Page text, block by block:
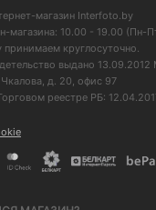
магазин Interfoto.by
магазина: 10.00 - 19.00 (Пн-
принимаем круглосуточно.
выдано
д. 20, офис 97
реестре РБ: